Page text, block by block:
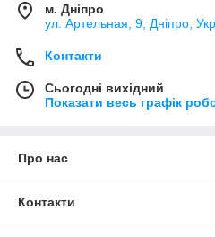
м. Дніпро
ул. Артельная, 9, Дніпро,
Контакти
Сьогодні вихідний
Показати весь графік
Про нас
Контакти